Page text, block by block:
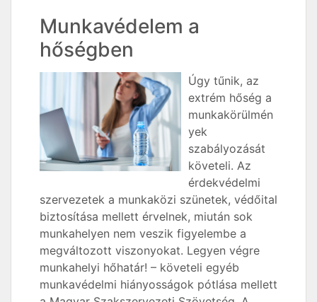
Munkavédelem a
hőségben
Úgy tűnik, az
extrém hőség a
munkakörülmén
yek
szabályozását
követeli. Az
érdekvédelmi
szervezetek a munkaközi szünetek, védőital
biztosítása mellett érvelnek, miután sok
munkahelyen nem veszik figyelembe a
megváltozott viszonyokat. Legyen végre
munkahelyi hőhatár! – követeli egyéb
munkavédelmi hiányosságok pótlása mellett